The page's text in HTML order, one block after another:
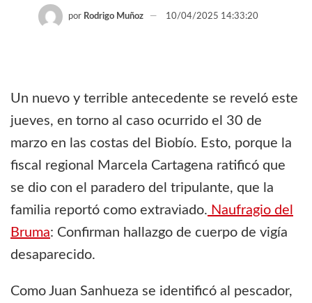
por Rodrigo Muñoz 10/04/2025 14:33:20
Un nuevo y terrible antecedente se reveló este
jueves, en torno al caso ocurrido el 30 de
marzo en las costas del Biobío. Esto, porque la
fiscal regional Marcela Cartagena ratificó que
se dio con el paradero del tripulante, que la
familia reportó como extraviado. Naufragio del
Bruma: Confirman hallazgo de cuerpo de vigía
desaparecido.
Como Juan Sanhueza se identificó al pescador,